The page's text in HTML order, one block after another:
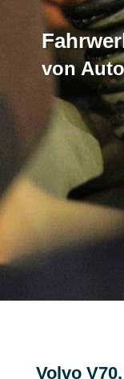
von
Volvo